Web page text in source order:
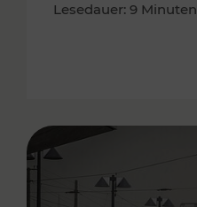
Lesedauer: 9 Minuten